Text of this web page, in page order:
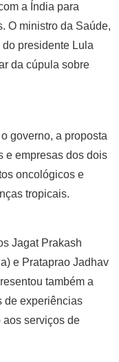
a Índia para
O ministro da Saúde,
presidente Lula
da cúpula sobre
governo, a proposta
e empresas dos dois
oncológicos e
tropicais.
Jagat Prakash
e Prataprao Jadhav
também a
de experiências
aos serviços de